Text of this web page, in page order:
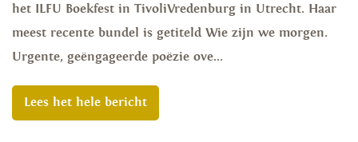
het ILFU Boekfest in TivoliVredenburg in Utrecht. Haar
meest recente bundel is getiteld Wie zijn we morgen.
Urgente, geëngageerde poëzie ove...
Lees het hele bericht